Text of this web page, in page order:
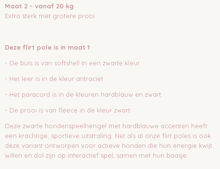
Maat 2 – vanaf 20 kg
Extra sterk met grotere prooi
Deze flirt pole is in maat 1
- De buis is van softshell in een zwarte kleur
- Het leer is in de kleur antraciet
- Het paracord is in de kleuren hardblauw en zwart
- De prooi is van fleece in de kleur zwart
Deze zwarte hondenspeelhengel met hardblauwe accenten heeft
een krachtige, sportieve uitstraling. Net als al onze flirt poles is ook
deze variant ontworpen voor actieve honden die hun energie kwijt
willen en dol zijn op interactief spel, samen met hun baasje.